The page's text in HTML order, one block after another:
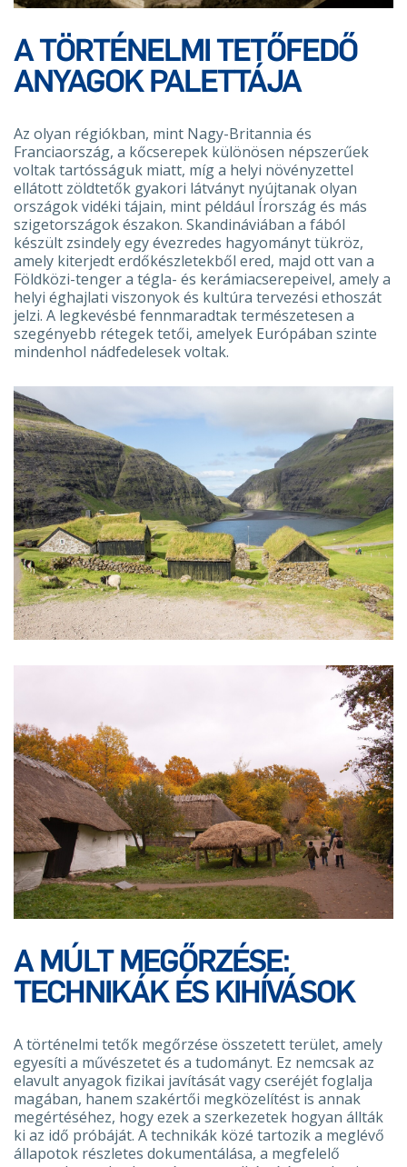
A TÖRTÉNELMI TETŐFEDŐ
ANYAGOK PALETTÁJA
Az olyan régiókban, mint Nagy-Britannia és
Franciaország, a kőcserepek különösen népszerűek
voltak tartósságuk miatt, míg a helyi növényzettel
ellátott zöldtetők gyakori látványt nyújtanak olyan
országok vidéki tájain, mint például Írország és más
szigetországok északon. Skandináviában a fából
készült zsindely egy évezredes hagyományt tükröz,
amely kiterjedt erdőkészletekből ered, majd ott van a
Földközi-tenger a tégla- és kerámiacserepeivel, amely a
helyi éghajlati viszonyok és kultúra tervezési ethoszát
jelzi. A legkevésbé fennmaradtak természetesen a
szegényebb rétegek tetői, amelyek Európában szinte
mindenhol nádfedelesek voltak.
A MÚLT MEGŐRZÉSE:
TECHNIKÁK ÉS KIHÍVÁSOK
A történelmi tetők megőrzése összetett terület, amely
egyesíti a művészetet és a tudományt. Ez nemcsak az
elavult anyagok fizikai javítását vagy cseréjét foglalja
magában, hanem szakértői megközelítést is annak
megértéséhez, hogy ezek a szerkezetek hogyan állták
ki az idő próbáját. A technikák közé tartozik a meglévő
állapotok részletes dokumentálása, a megfelelő